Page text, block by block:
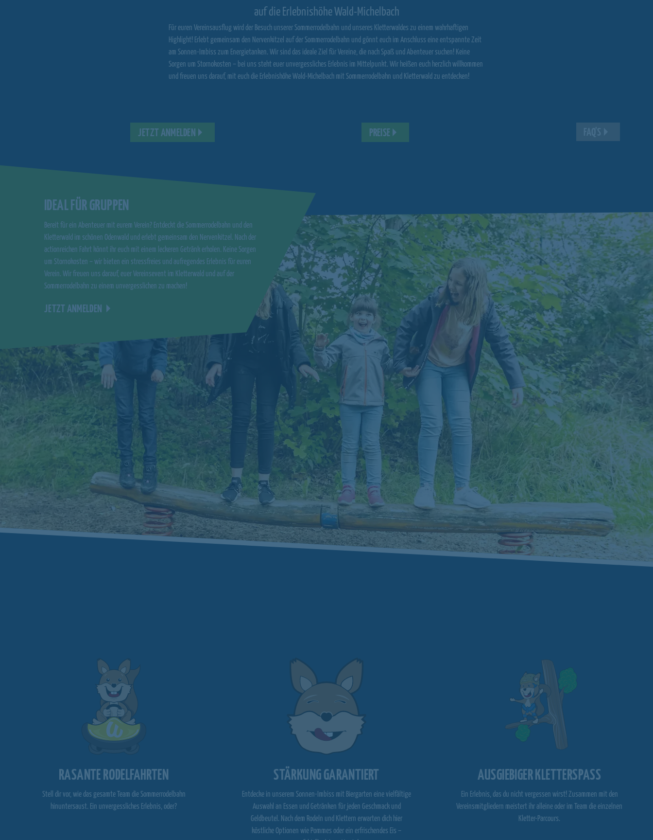
auf die Erlebnishöhe Wald-Michelbach
Für euren Vereinsausflug wird der Besuch unserer Sommerrodelbahn und unseres Kletterwaldes zu einem wahrhaftigen
Highlight! Erlebt gemeinsam den Nervenkitzel auf der Sommerrodelbahn und gönnt euch im Anschluss eine entspannte Zeit
am Sonnen-Imbiss zum Energietanken. Wir sind das ideale Ziel für Vereine, die nach Spaß und Abenteuer suchen! Keine
Sorgen um Stornokosten – bei uns steht euer unvergessliches Erlebnis im Mittelpunkt. Wir heißen euch herzlich willkommen
und freuen uns darauf, mit euch die Erlebnishöhe Wald-Michelbach mit Sommerrodelbahn und Kletterwald zu entdecken!
JETZT ANMELDEN PREISE
IDEAL FÜR GRUPPEN
Bereit für ein Abenteuer mit eurem Verein? Entdeckt die Sommerrodelbahn und den
Kletterwald im schönen Odenwald und erlebt gemeinsam den Nervenkitzel. Nach der
actionreichen Fahrt könnt ihr euch mit einem leckeren Getränk erholen. Keine Sorgen
um Stornokosten – wir bieten ein stressfreies und aufregendes Erlebnis für euren
Verein. Wir freuen uns darauf, euer Vereinsevent im Kletterwald und auf der
Sommerrodelbahn zu einem unvergesslichen zu machen!
JETZT ANMELDEN
RASANTE RODELFAHRTEN
Stell dir vor, wie das gesamte Team die Sommerrodelbahn
hinuntersaust. Ein unvergessliches Erlebnis, oder?
STÄRKUNG GARANTIERT
Entdecke in unserem Sonnen-Imbiss mit Biergarten eine vielfältige
Auswahl an Essen und Getränken für jeden Geschmack und
Geldbeutel. Nach dem Rodeln und Klettern erwarten dich hier
köstliche Optionen wie Pommes oder ein erfrischendes Eis –
AUSGIEBIGER KLETTERSPASS
Ein Erlebnis, das du nicht vergessen wirst! Zusammen mit den
Vereinsmitgliedern meistert ihr alleine oder im Team die einzelnen
Kletter-Parcours.